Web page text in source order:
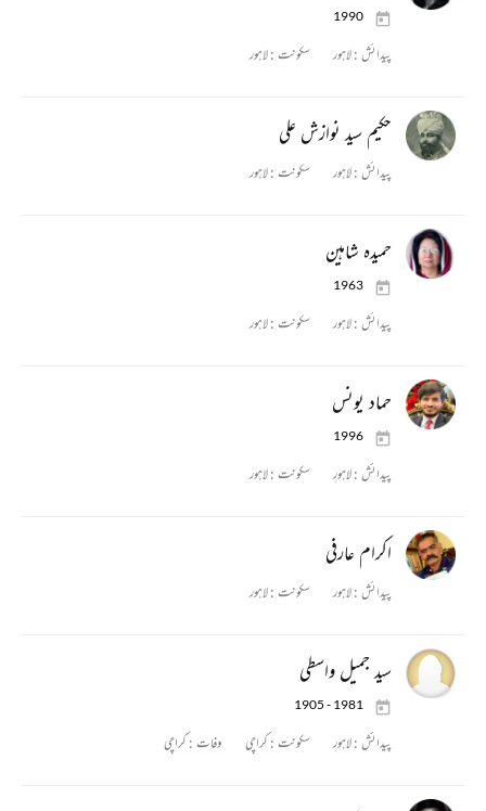
1990
پیدائش :لاہور سکونت :لاہور
حکیم سید نوازش علی
پیدائش :لاہور سکونت :لاہور
حمیدہ شاہین
1963
پیدائش :لاہور سکونت :لاہور
حماد یونس
1996
پیدائش :لاہور سکونت :لاہور
اکرام عارفی
پیدائش :لاہور سکونت :لاہور
سید جمیل واسطی
1905 - 1981
پیدائش :لاہور سکونت :کراچی وفات :کراچی